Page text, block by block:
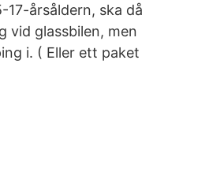
årsåldern, ska då
vid glassbilen, men
i. ( Eller ett paket